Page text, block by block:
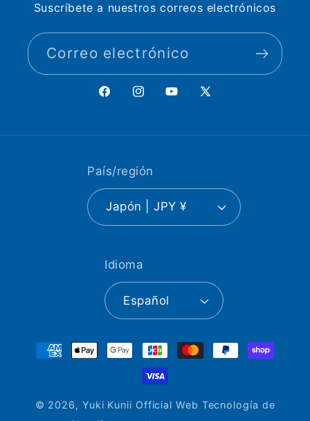
Suscríbete a nuestros correos electrónicos
Correo electrónico
FacebookInstagramYouTube
X
País/región
Japón | JPY ¥
Idioma
Español
Formas
de
© 2026, Yuki Kunii Official Web Tecnología de